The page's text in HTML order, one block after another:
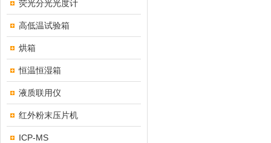
荧光分光光度计
高低温试验箱
烘箱
恒温恒湿箱
液质联用仪
红外粉末压片机
ICP-MS